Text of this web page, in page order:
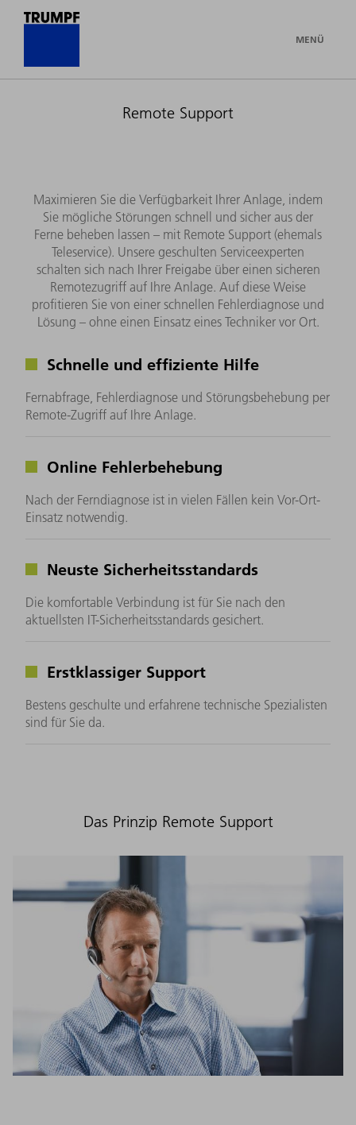
MENÜ
Remote Support
Maximieren Sie die Verfügbarkeit Ihrer Anlage, indem
Sie mögliche Störungen schnell und sicher aus der
Ferne beheben lassen – mit Remote Support (ehemals
Teleservice). Unsere geschulten Serviceexperten
schalten sich nach Ihrer Freigabe über einen sicheren
Remotezugriff auf Ihre Anlage. Auf diese Weise
profitieren Sie von einer schnellen Fehlerdiagnose und
Lösung – ohne einen Einsatz eines Techniker vor Ort.
Schnelle und effiziente Hilfe
Fernabfrage, Fehlerdiagnose und Störungsbehebung per
Remote-Zugriff auf Ihre Anlage.
Online Fehlerbehebung
Nach der Ferndiagnose ist in vielen Fällen kein Vor-Ort-
Einsatz notwendig.
Neuste Sicherheitsstandards
Die komfortable Verbindung ist für Sie nach den
aktuellsten IT-Sicherheitsstandards gesichert.
Erstklassiger Support
Bestens geschulte und erfahrene technische Spezialisten
sind für Sie da.
Das Prinzip Remote Support